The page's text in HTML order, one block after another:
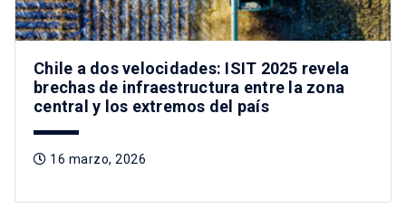
Chile a dos velocidades: ISIT 2025 revela
brechas de infraestructura entre la zona
central y los extremos del país
16 marzo, 2026